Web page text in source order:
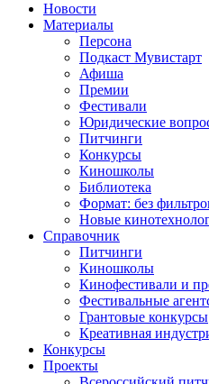
Новости
Материалы
Персона
Подкаст Мувистарт
Афиша
Премии
Фестивали
Юридические
Питчинги
Конкурсы
Киношколы
Библиотека
Формат: без
Новые
Справочник
Питчинги
Киношколы
Кинофестивали и
Фестивальные
Грантовые конкурсы
Креативная
Конкурсы
Проекты